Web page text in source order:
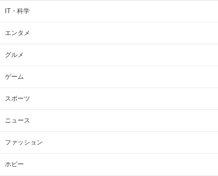
IT・科学
エンタメ
グルメ
ゲーム
スポーツ
ニュース
ファッション
ホビー